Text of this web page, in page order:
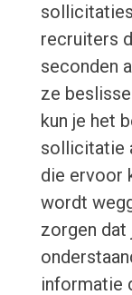
recruiters
seconden
ze
kun je het
sollicitatie
die ervoor
wordt
zorgen dat
informatie